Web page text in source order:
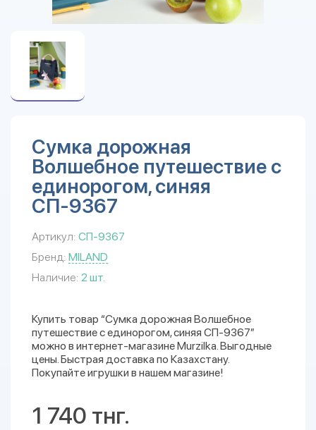
Сумка дорожная
Волшебное путешествие с
единорогом, синяя
СП-9367
Артикул: СП-9367
Бренд: MILAND
Наличие: 2 шт.
Купить товар “Сумка дорожная Волшебное
путешествие с единорогом, синяя СП-9367”
можно в интернет-магазине Murzilka. Выгодные
цены. Быстрая доставка по Казахстану.
Покупайте игрушки в нашем магазине!
1 740 тнг.